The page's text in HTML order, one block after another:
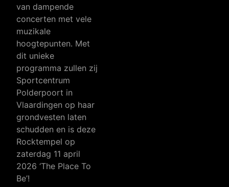
van dampende
concerten met vele
muzikale
hoogtepunten. Met
dit unieke
programma zullen zij
Sportcentrum
Polderpoort in
Vlaardingen op haar
grondvesten laten
schudden en is deze
Rocktempel op
zaterdag 11 april
2026 ‘The Place To
Be’!